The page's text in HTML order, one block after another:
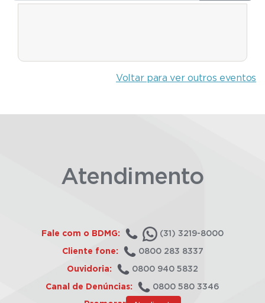
Voltar para ver outros eventos
Atendimento
Fale com o BDMG: (31) 3219-8000
Cliente fone: 0800 283 8337
Ouvidoria: 0800 940 5832
Canal de Denúncias: 0800 580 3346